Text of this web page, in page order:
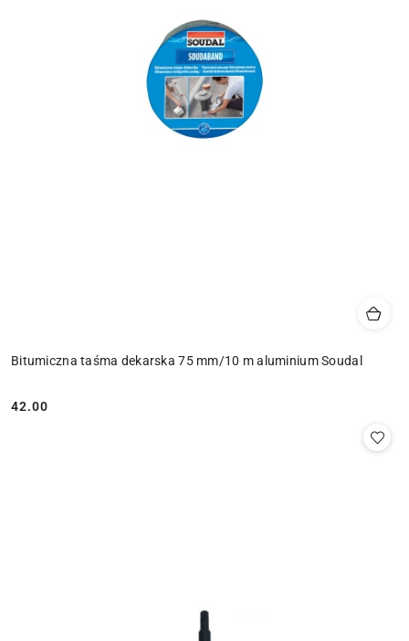
Bitumiczna taśma dekarska 75 mm/10 m aluminium Soudal
Cena:
42.00